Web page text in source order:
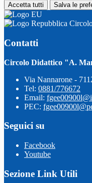
Accetta tutti Salva le
Contatti
Circolo Didattico "A.
Via Nannarone -
Tel: 0881/776672
Email:
PEC:
Seguici su
Facebook
Youtube
Sezione Link Utili